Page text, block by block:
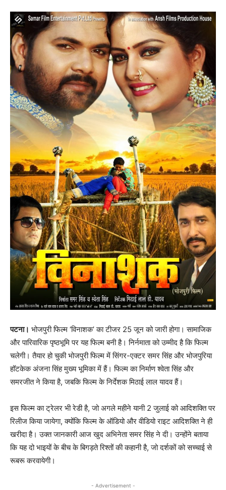
पटना। भोजपुरी फिल्‍म ‘विनाशक’ का टीजर 25 जून को जारी होगा। सामाजिक
और पारिवारिक पृष्‍ठभूमि पर यह फिल्म बनी है। निर्नमाता को उम्मीद है कि फिल्म
चलेगी। तैयार हो चुकी भोजपुरी फिल्‍म में सिंगर-एक्‍टर समर सिंह और भोजपुरिया
हॉटकेक अंजना सिंह मुख्‍य भूमिका में हैं। फिल्‍म का निर्माण श्‍वेता सिंह और
समरजीत ने किया है, जबकि फिल्‍म के निर्देशक मिठाई लाल यादव हैं।
इस फिल्‍म का ट्रेलर भी रेडी है, जो अगले महीने यानी 2 जुलाई को आदिशक्ति पर
रिलीज किया जायेगा, क्‍योंकि फिल्‍म के ऑडियो और वीडियो राइट आदिशक्ति ने ही
खरीदा है। उक्‍त जानकारी आज खुद अभिनेता समर सिंह ने दी। उन्‍होंने बताया
कि यह दो भाइयों के बीच के बिगड़ते रिश्‍तों की कहानी है, जो दर्शकों को सच्‍चाई से
रूबरू करवायेगी।
- Advertisement -